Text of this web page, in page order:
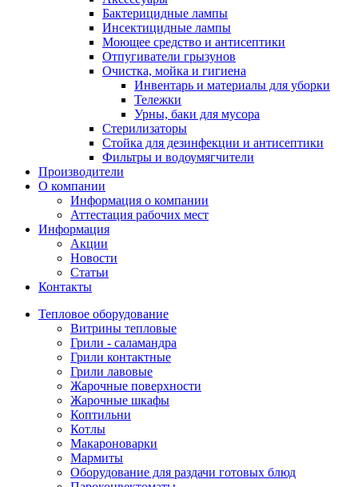
Бактерицидные лампы
Инсектицидные лампы
Моющее средство и антисептики
Отпугиватели грызунов
Очистка, мойка и гигиена
Инвентарь и материалы для уборки
Тележки
Урны, баки для мусора
Стерилизаторы
Стойка для дезинфекции и антисептики
Фильтры и водоумягчители
Производители
О компании
Информация о компании
Аттестация рабочих мест
Информация
Акции
Новости
Статьи
Контакты
Тепловое оборудование
Витрины тепловые
Грили - саламандра
Грили контактные
Грили лавовые
Жарочные поверхности
Жарочные шкафы
Коптильни
Котлы
Макароноварки
Мармиты
Оборудование для раздачи готовых блюд